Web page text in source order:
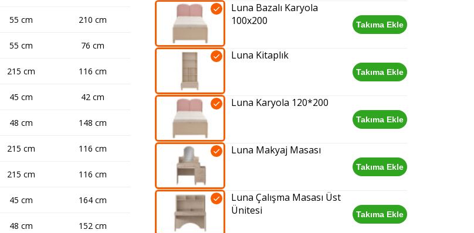
Luna
100x200
adet
Takıma Ekle
Luna Bazalı Karyola
100x200
Luna
Takıma Ekle
Luna Kitaplık
Luna
adet
Takıma Ekle
Luna Karyola 120*200
Luna
adet
Takıma Ekle
Luna Makyaj Masası
Luna
Takıma Ekle
Luna Çalışma Masası Üst
Ünitesi
55 cm 210 cm
55 cm 76 cm
215 cm 116 cm
45 cm 42 cm
48 cm 148 cm
215 cm 116 cm
215 cm 116 cm
45 cm 164 cm
48 cm 152 cm